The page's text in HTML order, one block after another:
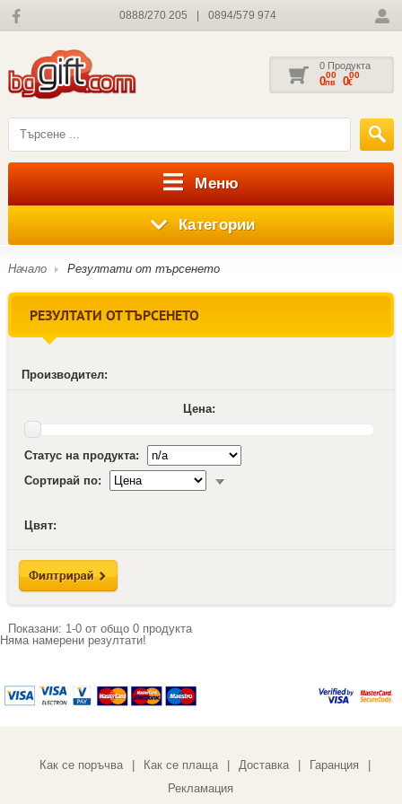
0888/270 205 0894/579 974
0 Продукта
000
лв 000
€
Меню
Категории
Начало Резултати от търсенето
РЕЗУЛТАТИ ОТ ТЪРСЕНЕТО
Производител:
Цена:
Статус на продукта:
Сортирай по:
Цвят:
Показани: 1-0от общо 0продукта
Няма намерени резултати!
Как се поръчва Как се плаща Доставка Гаранция
Рекламация